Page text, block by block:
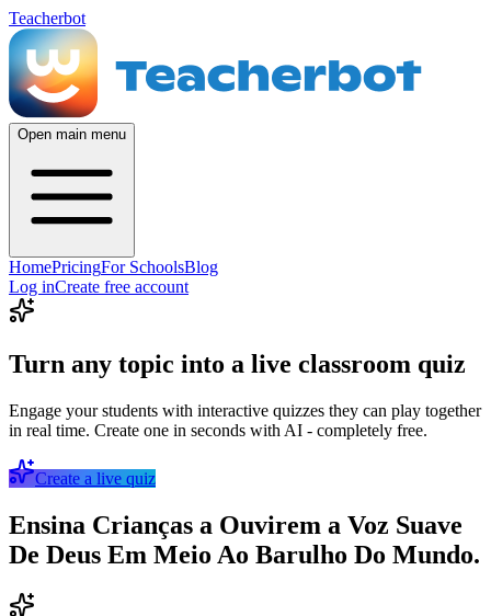
Teacherbot
Open main menu
HomePricingFor SchoolsBlog
Log inCreate free account
Turn any topic into a live classroom quiz
Engage your students with interactive quizzes they can play together
in real time. Create one in seconds with AI - completely free.
Create a live quiz
Ensina Crianças a Ouvirem a Voz Suave
De Deus Em Meio Ao Barulho Do Mundo.